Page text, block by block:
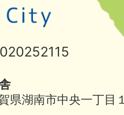
県湖南市中央一丁目